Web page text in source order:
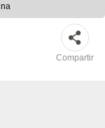
Compartir